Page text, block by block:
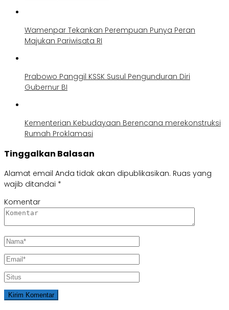
Wamenpar Tekankan Perempuan Punya Peran
Majukan Pariwisata RI
Prabowo Panggil KSSK Susul Pengunduran Diri
Gubernur BI
Kementerian Kebudayaan Berencana merekonstruksi
Rumah Proklamasi
Tinggalkan Balasan
Alamat email Anda tidak akan dipublikasikan. Ruas yang
wajib ditandai *
Komentar